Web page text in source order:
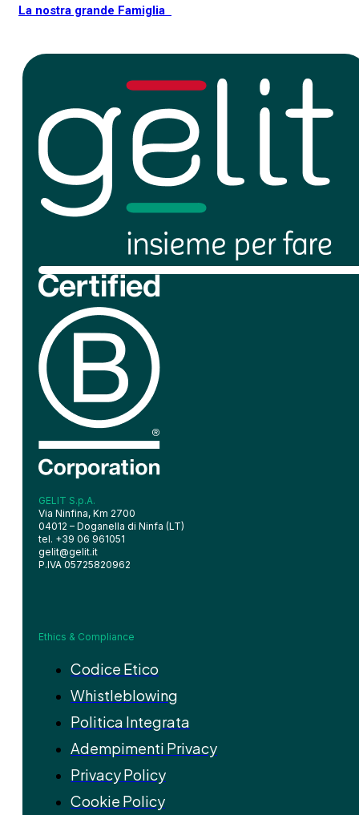
La nostra grande Famiglia
GELIT S.p.A.
Via Ninfina, Km 2700
04012 – Doganella di Ninfa (LT)
tel. +39 06 961051
gelit@gelit.it
P.IVA 05725820962
Ethics & Compliance
Codice Etico
Whistleblowing
Politica Integrata
Adempimenti Privacy
Privacy Policy
Cookie Policy